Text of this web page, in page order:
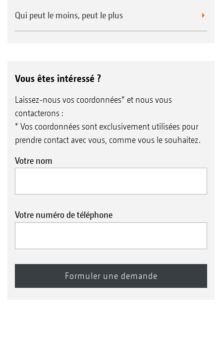
Qui peut le moins, peut le plus
Vous êtes intéressé ?
Laissez-nous vos coordonnées* et nous vous
contacterons :
* Vos coordonnées sont exclusivement utilisées pour
prendre contact avec vous, comme vous le souhaitez.
Votre nom
Votre numéro de téléphone